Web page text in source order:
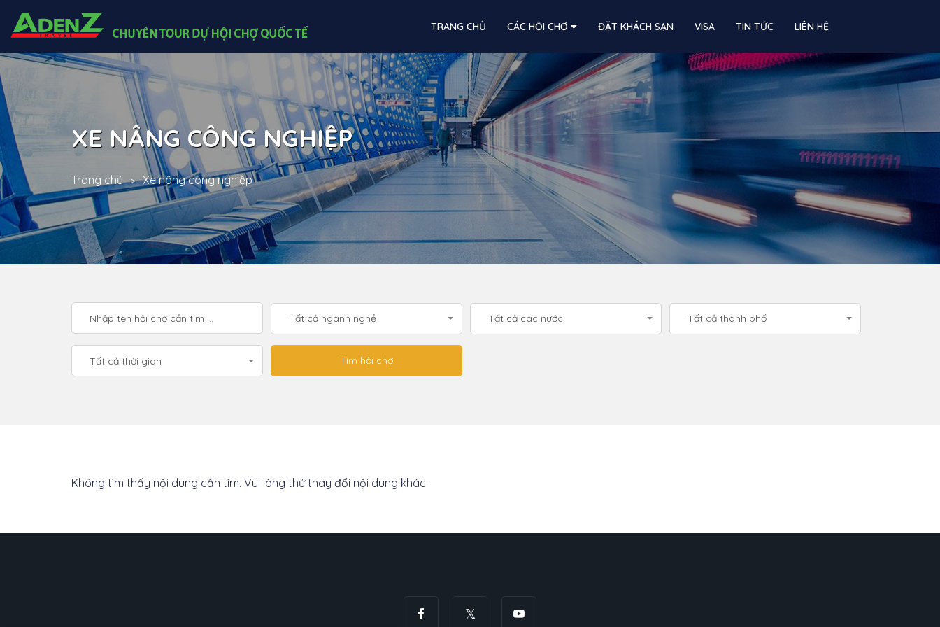
TRANG CHỦ CÁC HỘI CHỢ ĐẶT KHÁCH SẠN VISA TIN TỨC LIÊN HỆ
XE NÂNG CÔNG NGHIỆP
Trang chủ Xe nâng công nghiệp
Tất cả ngành nghề Tất cả các nước Tất cả thành phố
Tất cả thời gian
Không tìm thấy nội dung cần tìm. Vui lòng thử thay đổi nội dung khác.